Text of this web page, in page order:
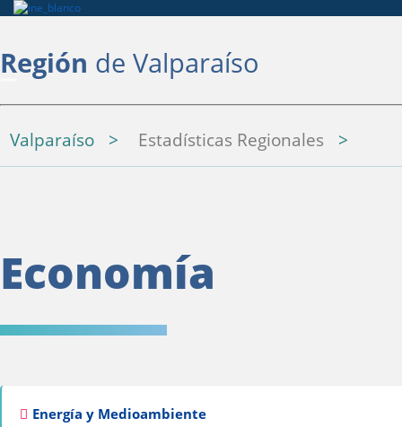
Región de Valparaíso
Valparaíso Estadísticas Regionales
Economía
Energía y Medioambiente